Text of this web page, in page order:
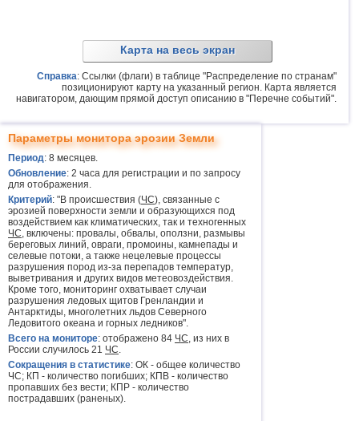
Карта на весь экран
Справка: Ссылки (флаги) в таблице "Распределение по странам"
позиционируют карту на указанный регион. Карта является
навигатором, дающим прямой доступ описанию в "Перечне событий".
Параметры монитора эрозии Земли
Период: 8 месяцев.
Обновление: 2 часа для регистрации и по запросу
для отображения.
Критерий: "В происшествия (ЧС), связанные с
эрозией поверхности земли и образующихся под
воздействием как климатических, так и техногенных
ЧС, включены: провалы, обвалы, оползни, размывы
береговых линий, овраги, промоины, камнепады и
селевые потоки, а также нецелевые процессы
разрушения пород из-за перепадов температур,
выветривания и других видов метеовоздействия.
Кроме того, мониторинг охватывает случаи
разрушения ледовых щитов Гренландии и
Антарктиды, многолетних льдов Северного
Ледовитого океана и горных ледников".
Всего на мониторе: отображено 84 ЧС, из них в
России случилось 21 ЧС.
Сокращения в статистике: ОК - общее количество
ЧС; КП - количество погибших; КПВ - количество
пропавших без вести; КПР - количество
пострадавших (раненых).